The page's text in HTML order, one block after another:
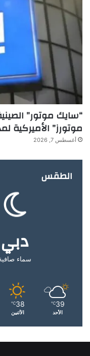
“سايك موتور”
موتورز” الأميركية لمدة 20
أغسطس 7, 2026
الطقس
دبي
سماء
39
℃
الأحد
38
℃
الأثنين